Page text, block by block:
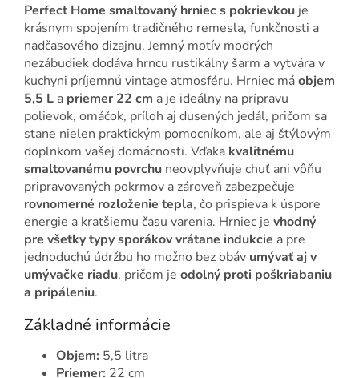
Perfect Home smaltovaný hrniec s pokrievkou je
krásnym spojením tradičného remesla, funkčnosti a
nadčasového dizajnu. Jemný motív modrých
nezábudiek dodáva hrncu rustikálny šarm a vytvára v
kuchyni príjemnú vintage atmosféru. Hrniec máobjem
5,5 L a priemer 22 cm a je ideálny na prípravu
polievok, omáčok, príloh aj dusených jedál, pričom sa
stane nielen praktickým pomocníkom, ale aj štýlovým
doplnkom vašej domácnosti. Vďaka kvalitnému
smaltovanému povrchu neovplyvňuje chuť ani vôňu
pripravovaných pokrmov a zároveň zabezpečuje
rovnomerné rozloženie tepla, čo prispieva k úspore
energie a kratšiemu času varenia. Hrniec je vhodný
pre všetky typy sporákov vrátane indukcie a pre
jednoduchú údržbu ho možno bez obáv umývať aj v
umývačke riadu, pričom je odolný proti poškriabaniu
a pripáleniu.
Základné informácie
Objem: 5,5 litra
Priemer: 22 cm